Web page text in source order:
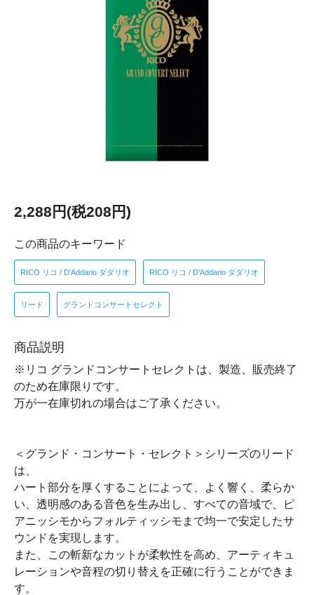
2,288円(税208円)
この商品のキーワード
RICO リコ / D'Addario ダダリオ RICO リコ / D'Addario ダダリオ
リード グランドコンサートセレクト
商品説明
※リコ グランドコンサートセレクトは、製造、販売終了
のため在庫限りです。
万が一在庫切れの場合はご了承ください。
＜グランド・コンサート・セレクト＞シリーズのリード
は、
ハート部分を厚くすることによって、よく響く、柔らか
い、透明感のある音色を生み出し、すべての音域で、ピ
アニッシモからフォルティッシモまで均一で安定したサ
ウンドを実現します。
また、この斬新なカットが柔軟性を高め、アーティキュ
レーションや音程の切り替えを正確に行うことができま
す。